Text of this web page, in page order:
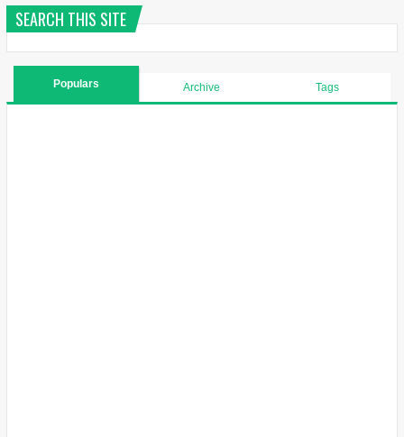
SEARCH THIS SITE
Populars Archive Tags